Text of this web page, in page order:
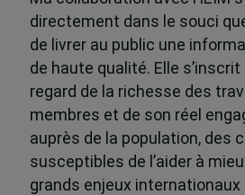
directement dans le souci
de livrer au public une
de haute qualité. Elle
regard de la richesse des
membres et de son réel
auprès de la population, des
susceptibles de l’aider à
grands enjeux internationaux